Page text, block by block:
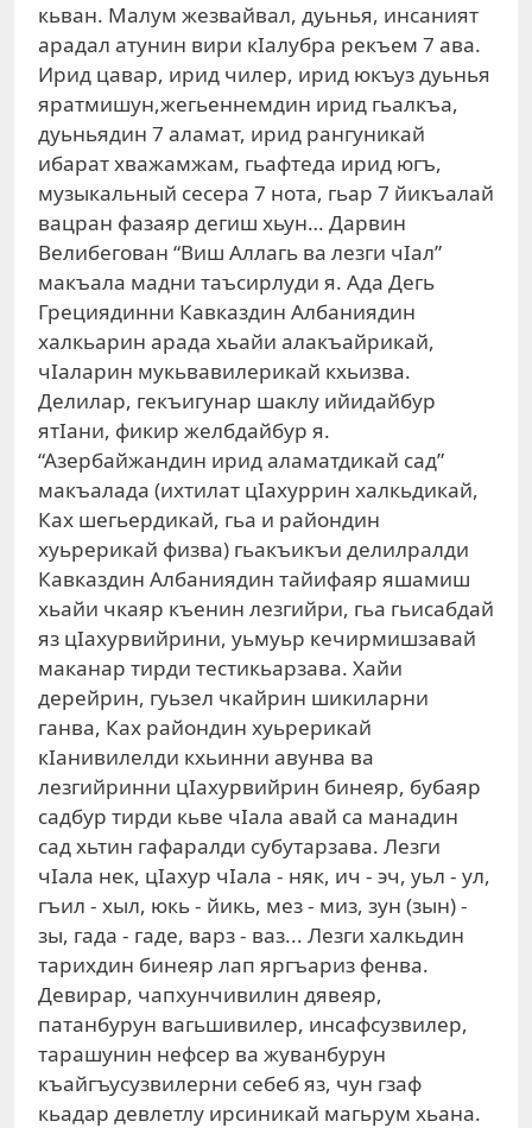
кьван. Малум жезвайвал, дуьнья, инсаният
арадал атунин вири кIалубра рекъем 7 ава.
Ирид цавар, ирид чилер, ирид юкъуз дуьнья
яратмишун,жегьеннемдин ирид гьалкъа,
дуьньядин 7 аламат, ирид рангуникай
ибарат хважамжам, гьафтеда ирид югъ,
музыкальный сесера 7 нота, гьар 7 йикъалай
вацран фазаяр дегиш хьун… Дарвин
Велибегован “Виш Аллагь ва лезги чIал”
макъала мадни таъсирлуди я. Ада Дегь
Грециядинни Кавказдин Албаниядин
халкьарин арада хьайи алакъайрикай,
чIаларин мукьвавилерикай кхьизва.
Делилар, гекъигунар шаклу ийидайбур
ятIани, фикир желбдайбур я.
“Азербайжандин ирид аламатдикай сад”
макъалада (ихтилат цIахуррин халкьдикай,
Ках шегьердикай, гьа и райондин
хуьрерикай физва) гьакъикъи делилралди
Кавказдин Албаниядин тайифаяр яшамиш
хьайи чкаяр къенин лезгийри, гьа гьисабдай
яз цIахурвийрини, уьмуьр кечирмишзавай
маканар тирди тестикьарзава. Хайи
дерейрин, гуьзел чкайрин шикиларни
ганва, Ках райондин хуьрерикай
кIанивилелди кхьинни авунва ва
лезгийринни цIахурвийрин бинеяр, бубаяр
садбур тирди кьве чIала авай са манадин
сад хьтин гафаралди субутарзава. Лезги
чIала нек, цIахур чIала - няк, ич - эч, уьл - ул,
гъил - хыл, юкь - йикь, мез - миз, зун (зын) -
зы, гада - гаде, варз - ваз... Лезги халкьдин
тарихдин бинеяр лап яргъариз фенва.
Девирар, чапхунчивилин дявеяр,
патанбурун вагьшивилер, инсафсузвилер,
тарашунин нефсер ва жуванбурун
къайгъусузвилерни себеб яз, чун гзаф
кьадар девлетлу ирсиникай магьрум хьана.